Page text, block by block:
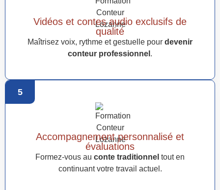
Vidéos et contes audio exclusifs de
qualité
Maîtrisez voix, rythme et gestuelle pour devenir
conteur professionnel .
5
Accompagnement personnalisé et
évaluations
Formez-vous au conte traditionnel tout en
continuant votre travail actuel.